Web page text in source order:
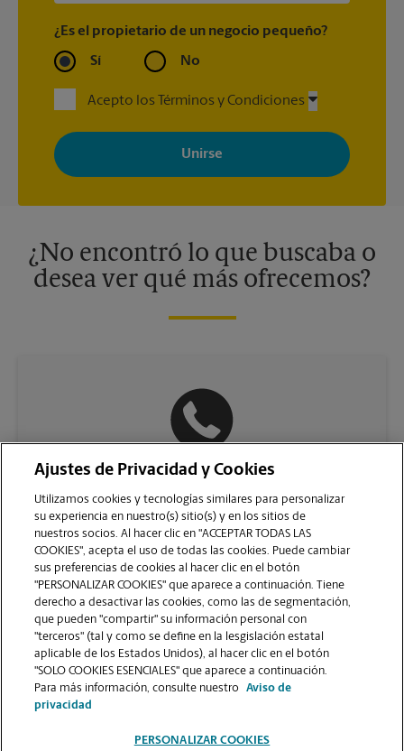
¿Es el propietario de un negocio pequeño?
Sí No
Acepto los Términos y Condiciones
Al registrarse, acepta recibir correos electrónicos de The UPS
Store con noticias, ofertas especiales, promociones y mensajes
adaptados a sus intereses. Puede darse de baja en cualquier
momento. Para más información, consulte nuestra política de
¿No encontró lo que buscaba o
desea ver qué más ofrecemos?
VER LA PÁGINA DE LA TIENDA
Ajustes de Privacidad y Cookies
Utilizamos cookies y tecnologías similares para personalizar
su experiencia en nuestro(s) sitio(s) y en los sitios de
nuestros socios. Al hacer clic en "ACCEPTAR TODAS LAS
COOKIES", acepta el uso de todas las cookies. Puede cambiar
sus preferencias de cookies al hacer clic en el botón
"PERSONALIZAR COOKIES" que aparece a continuación. Tiene
derecho a desactivar las cookies, como las de segmentación,
que pueden "compartir" su información personal con
"terceros" (tal y como se define en la lesgislación estatal
aplicable de los Estados Unidos), al hacer clic en el botón
"SOLO COOKIES ESENCIALES" que aparece a continuación.
Para más información, consulte nuestro
Aviso de
privacidad
PERSONALIZAR COOKIES